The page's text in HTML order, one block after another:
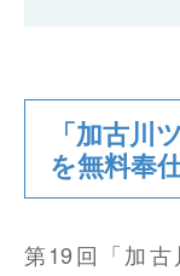
兵庫営業所
広島営業所
四国営業所
「加古川
を無料奉
第19回「加